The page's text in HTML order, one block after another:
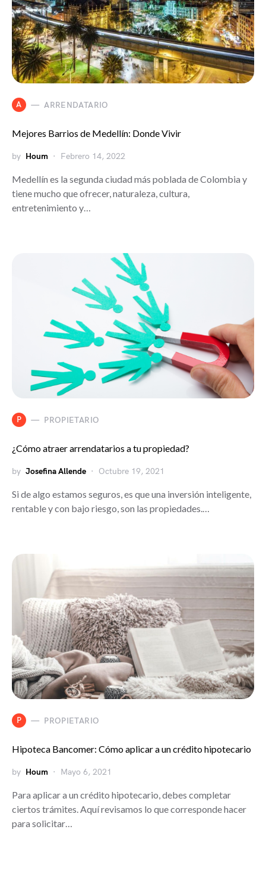
A ARRENDATARIO
Mejores Barrios de Medellín: Donde Vivir
by Houm Febrero 14, 2022
Medellín es la segunda ciudad más poblada de Colombia y
tiene mucho que ofrecer, naturaleza, cultura,
entretenimiento y…
P PROPIETARIO
¿Cómo atraer arrendatarios a tu propiedad?
by Josefina Allende Octubre 19, 2021
Si de algo estamos seguros, es que una inversión inteligente,
rentable y con bajo riesgo, son las propiedades.…
P PROPIETARIO
Hipoteca Bancomer: Cómo aplicar a un crédito hipotecario
by Houm Mayo 6, 2021
Para aplicar a un crédito hipotecario, debes completar
ciertos trámites. Aquí revisamos lo que corresponde hacer
para solicitar…